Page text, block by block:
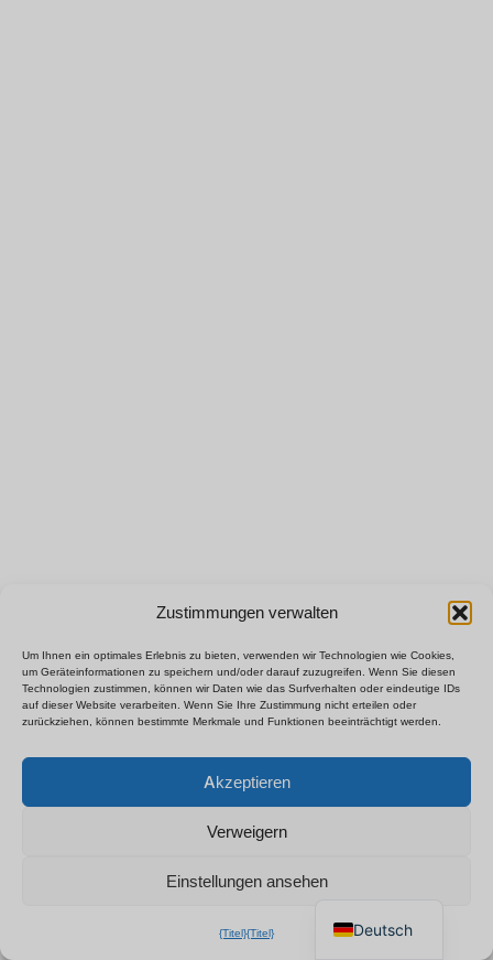
Zustimmungen verwalten
Um Ihnen ein optimales Erlebnis zu bieten, verwenden wir Technologien wie Cookies,
um Geräteinformationen zu speichern und/oder darauf zuzugreifen. Wenn Sie diesen
Technologien zustimmen, können wir Daten wie das Surfverhalten oder eindeutige IDs
auf dieser Website verarbeiten. Wenn Sie Ihre Zustimmung nicht erteilen oder
zurückziehen, können bestimmte Merkmale und Funktionen beeinträchtigt werden.
Akzeptieren
Verweigern
Einstellungen ansehen
{Titel}{Titel}
×
B2B-Preisliste anfordern
Chatten Sie für ein sofortiges
Deutsch